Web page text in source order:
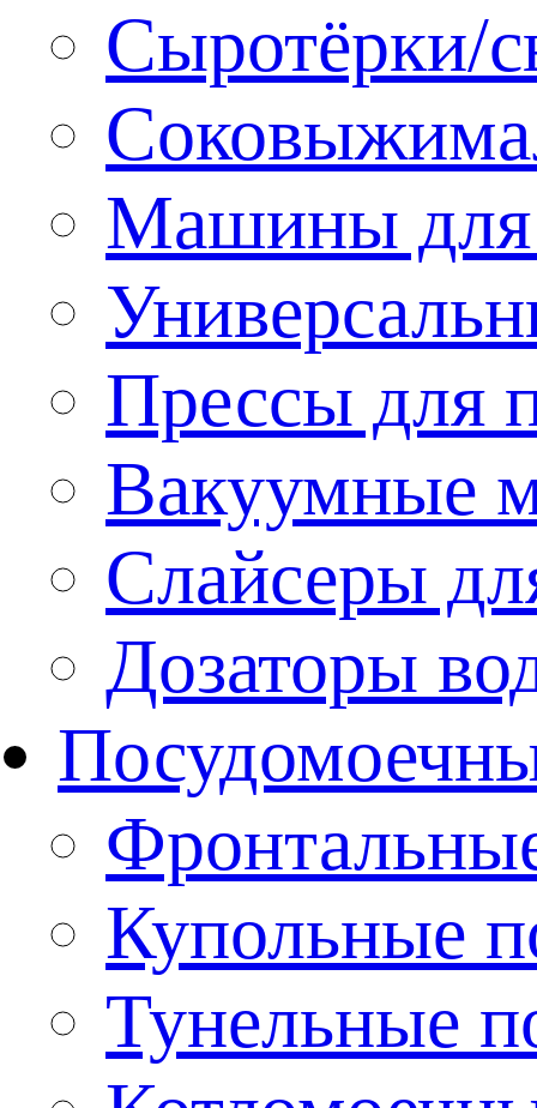
Сыротёрки/
Машины для
Прессы для
Вакуумные
Слайсеры
Дозаторы
Купольные
Тунельные